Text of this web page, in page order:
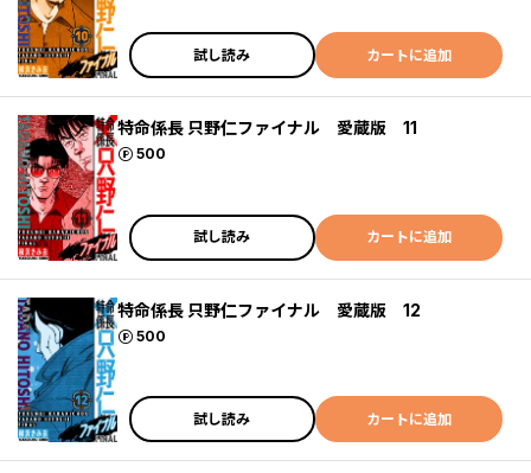
試し読み カートに追加
特命係長 只野仁ファイナル 愛蔵版 11
500
ポイント
試し読み カートに追加
特命係長 只野仁ファイナル 愛蔵版 12
500
ポイント
試し読み カートに追加